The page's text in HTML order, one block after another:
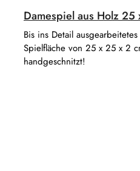
Damespiel aus Holz 25
Bis ins Detail
Spielfläche von 25 x 25 x 2
handgeschnitzt!